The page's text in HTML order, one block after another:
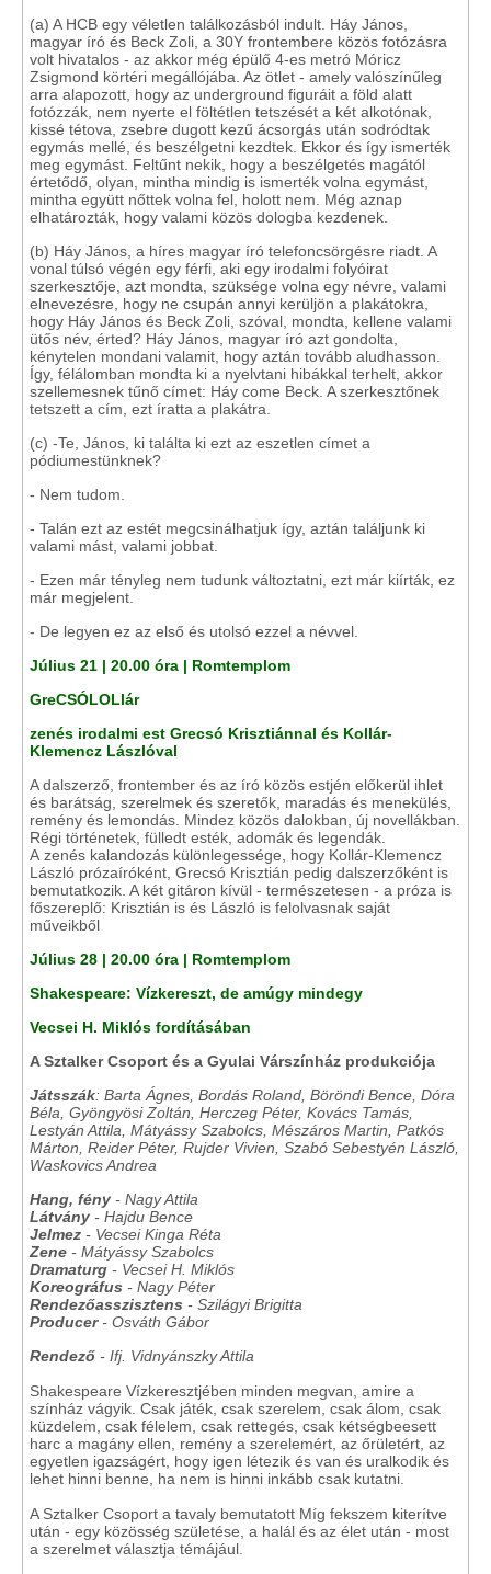
(a) A HCB egy véletlen találkozásból indult. Háy János,
magyar író és Beck Zoli, a 30Y frontembere közös fotózásra
volt hivatalos - az akkor még épülő 4-es metró Móricz
Zsigmond körtéri megállójába. Az ötlet - amely valószínűleg
arra alapozott, hogy az underground figuráit a föld alatt
fotózzák, nem nyerte el föltétlen tetszését a két alkotónak,
kissé tétova, zsebre dugott kezű ácsorgás után sodródtak
egymás mellé, és beszélgetni kezdtek. Ekkor és így ismerték
meg egymást. Feltűnt nekik, hogy a beszélgetés magától
értetődő, olyan, mintha mindig is ismerték volna egymást,
mintha együtt nőttek volna fel, holott nem. Még aznap
elhatározták, hogy valami közös dologba kezdenek.
(b) Háy János, a híres magyar író telefoncsörgésre riadt. A
vonal túlsó végén egy férfi, aki egy irodalmi folyóirat
szerkesztője, azt mondta, szüksége volna egy névre, valami
elnevezésre, hogy ne csupán annyi kerüljön a plakátokra,
hogy Háy János és Beck Zoli, szóval, mondta, kellene valami
ütős név, érted? Háy János, magyar író azt gondolta,
kénytelen mondani valamit, hogy aztán tovább aludhasson.
Így, félálomban mondta ki a nyelvtani hibákkal terhelt, akkor
szellemesnek tűnő címet: Háy come Beck. A szerkesztőnek
tetszett a cím, ezt íratta a plakátra.
(c) -Te, János, ki találta ki ezt az eszetlen címet a
pódiumestünknek?
- Nem tudom.
- Talán ezt az estét megcsinálhatjuk így, aztán találjunk ki
valami mást, valami jobbat.
- Ezen már tényleg nem tudunk változtatni, ezt már kiírták, ez
már megjelent.
- De legyen ez az első és utolsó ezzel a névvel.
Július 21 | 20.00 óra | Romtemplom
GreCSÓLOLlár
zenés irodalmi est Grecsó Krisztiánnal és Kollár-
Klemencz Lászlóval
A dalszerző, frontember és az író közös estjén előkerül ihlet
és barátság, szerelmek és szeretők, maradás és menekülés,
remény és lemondás. Mindez közös dalokban, új novellákban.
Régi történetek, fülledt esték, adomák és legendák.
A zenés kalandozás különlegessége, hogy Kollár-Klemencz
László prózaíróként, Grecsó Krisztián pedig dalszerzőként is
bemutatkozik. A két gitáron kívül - természetesen - a próza is
főszereplő: Krisztián is és László is felolvasnak saját
műveikből
Július 28 | 20.00 óra | Romtemplom
Shakespeare: Vízkereszt, de amúgy mindegy
Vecsei H. Miklós fordításában
A Sztalker Csoport és a Gyulai Várszínház produkciója
Játsszák: Barta Ágnes, Bordás Roland, Böröndi Bence, Dóra
Béla, Gyöngyösi Zoltán, Herczeg Péter, Kovács Tamás,
Lestyán Attila, Mátyássy Szabolcs, Mészáros Martin, Patkós
Márton, Reider Péter, Rujder Vivien, Szabó Sebestyén László,
Waskovics Andrea
Hang, fény - Nagy Attila
Látvány - Hajdu Bence
Jelmez - Vecsei Kinga Réta
Zene - Mátyássy Szabolcs
Dramaturg - Vecsei H. Miklós
Koreográfus - Nagy Péter
Rendezőasszisztens - Szilágyi Brigitta
Producer- Osváth Gábor
Rendező - Ifj. Vidnyánszky Attila
Shakespeare Vízkeresztjében minden megvan, amire a
színház vágyik. Csak játék, csak szerelem, csak álom, csak
küzdelem, csak félelem, csak rettegés, csak kétségbeesett
harc a magány ellen, remény a szerelemért, az őrületért, az
egyetlen igazságért, hogy igen létezik és van és uralkodik és
lehet hinni benne, ha nem is hinni inkább csak kutatni.
A Sztalker Csoport a tavaly bemutatott Míg fekszem kiterítve
után - egy közösség születése, a halál és az élet után - most
a szerelmet választja témájául.